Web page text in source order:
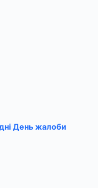
День жалоби